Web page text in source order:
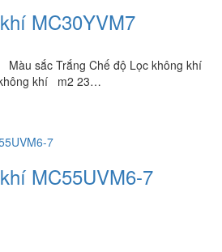
MC30YVM7
sắc Trắng Chế độ Lọc không khí
khí m2 23…
MC55UVM6-7